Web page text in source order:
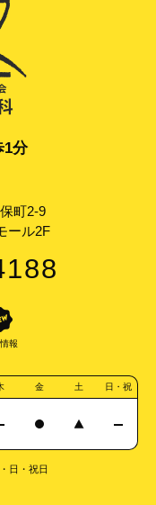
1分
町2-9
ール2F
報
金 土 日・祝
日・祝日